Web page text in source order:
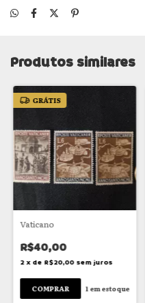
Produtos similares
GRÁTIS
Vaticano
R$40,00
2 x de R$20,00 sem juros
1 em estoque